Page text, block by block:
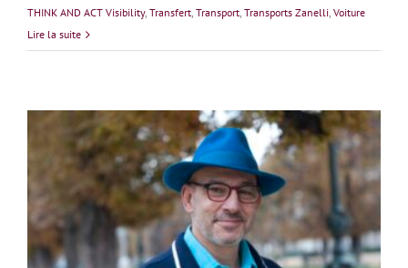
THINK AND ACT Visibility, Transfert, Transport, Transports Zanelli, Voiture
Lire la suite
Chapeau Charles-Édouard !